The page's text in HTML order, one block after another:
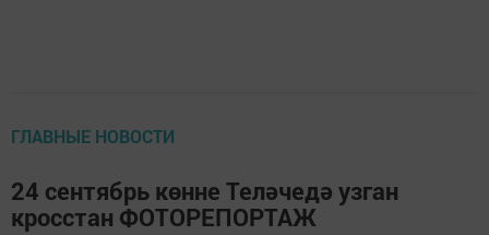
ГЛАВНЫЕ НОВОСТИ
24 сентябрь көнне Теләчедә узган
кросстан ФОТОРЕПОРТАЖ